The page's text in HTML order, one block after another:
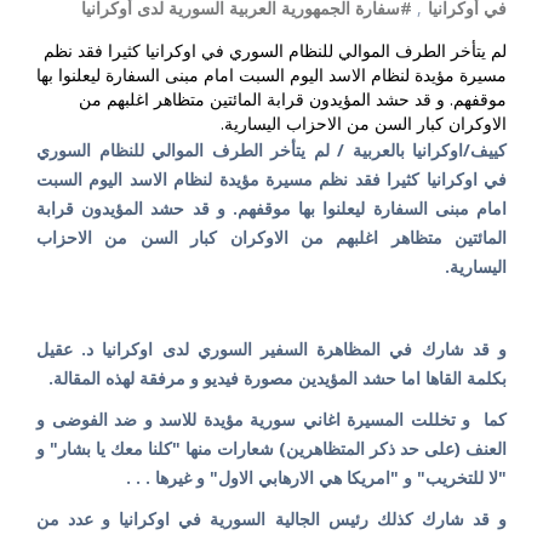
في أوكرانيا , #سفارة الجمهورية العربية السورية لدى أوكرانيا
لم يتأخر الطرف الموالي للنظام السوري في اوكرانيا كثيرا فقد نظم
مسيرة مؤيدة لنظام الاسد اليوم السبت امام مبنى السفارة ليعلنوا بها
موقفهم. و قد حشد المؤيدون قرابة المائتين متظاهر اغلبهم من
الاوكران كبار السن من الاحزاب اليسارية.
كييف/اوكرانيا بالعربية / لم يتأخر الطرف الموالي للنظام السوري
في اوكرانيا كثيرا فقد نظم مسيرة مؤيدة لنظام الاسد اليوم السبت
امام مبنى السفارة ليعلنوا بها موقفهم. و قد حشد المؤيدون قرابة
المائتين متظاهر اغلبهم من الاوكران كبار السن من الاحزاب
اليسارية.
و قد شارك في المظاهرة السفير السوري لدى اوكرانيا د. عقيل
بكلمة القاها اما حشد المؤيدين مصورة فيديو و مرفقة لهذه المقالة.
كما و تخللت المسيرة اغاني سورية مؤيدة للاسد و ضد الفوضى و
العنف (على حد ذكر المتظاهرين) شعارات منها "كلنا معك يا بشار" و
"لا للتخريب" و "امريكا هي الارهابي الاول" و غيرها . . .
و قد شارك كذلك رئيس الجالية السورية في اوكرانيا و عدد من